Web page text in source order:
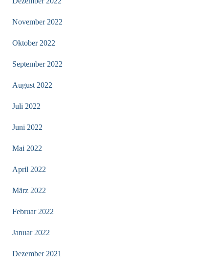
November 2022
Oktober 2022
September 2022
August 2022
Juli 2022
Juni 2022
Mai 2022
April 2022
März 2022
Februar 2022
Januar 2022
Dezember 2021